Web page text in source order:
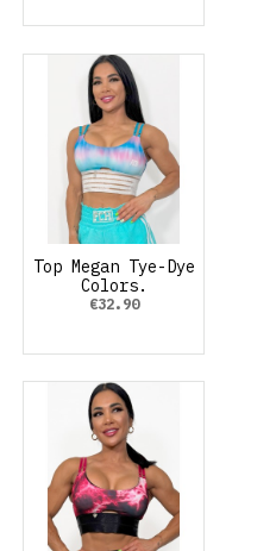
Top Megan Tye-Dye
Colors.
€32.90